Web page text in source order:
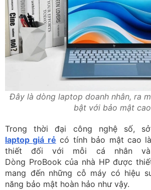
Đây là dòng laptop doanh nhân, ra
bật với bảo mật cao
Trong thời đại công nghệ số,
laptop giá rẻ có tính bảo mật cao
thiết đối với mỗi cá nhân và
Dòng ProBook của nhà HP được
mang đến những cỗ máy có hiệu
năng bảo mật hoàn hảo như vậy.